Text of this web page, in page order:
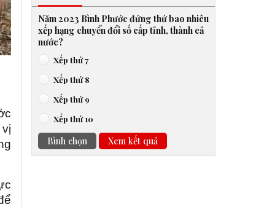
Năm 2023 Bình Phước đứng thứ bao nhiêu
xếp hạng chuyển đổi số cấp tỉnh, thành cả
nước?
Xếp thứ 7
Xếp thứ 8
Xếp thứ 9
Xếp thứ 10
Bình chọn Xem kết quả